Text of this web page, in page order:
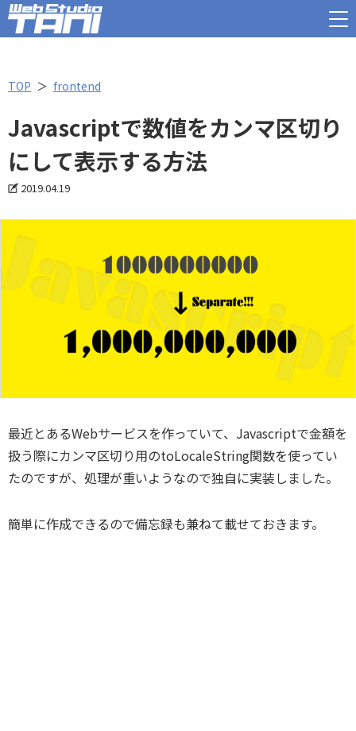
TOP frontend
Javascriptで数値をカンマ区切り
にして表示する方法
2019.04.19
最近とあるWebサービスを作っていて、Javascriptで金額を
扱う際にカンマ区切り用のtoLocaleString関数を使ってい
たのですが、処理が重いようなので独自に実装しました。
簡単に作成できるので備忘録も兼ねて載せておきます。